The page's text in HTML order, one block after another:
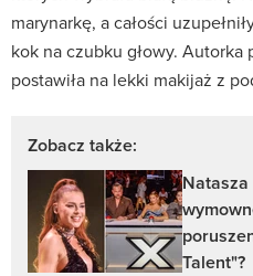
marynarkę, a całości
kok na czubku głowy.
postawiła na lekki makijaż z
Zobacz także:
Natasza
Talent"?